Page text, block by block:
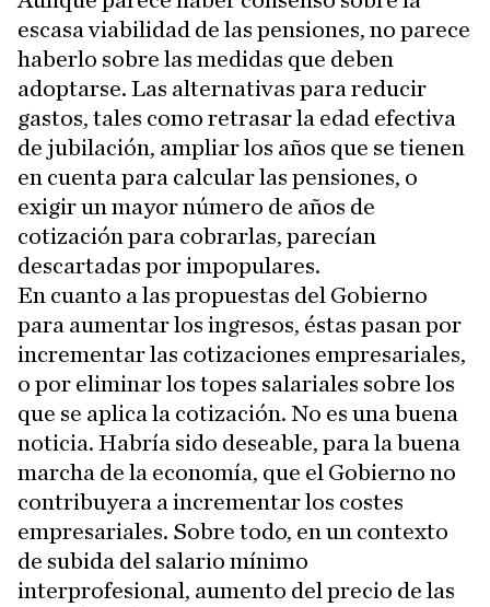
escasa viabilidad de las pensiones, no parece
haberlo sobre las medidas que deben
adoptarse. Las alternativas para reducir
gastos, tales como retrasar la edad efectiva
de jubilación, ampliar los años que se tienen
en cuenta para calcular las pensiones, o
exigir un mayor número de años de
cotización para cobrarlas, parecían
descartadas por impopulares.
En cuanto a las propuestas del Gobierno
para aumentar los ingresos, éstas pasan por
incrementar las cotizaciones empresariales,
o por eliminar los topes salariales sobre los
que se aplica la cotización. No es una buena
noticia. Habría sido deseable, para la buena
marcha de la economía, que el Gobierno no
contribuyera a incrementar los costes
empresariales. Sobre todo, en un contexto
de subida del salario mínimo
interprofesional, aumento del precio de las